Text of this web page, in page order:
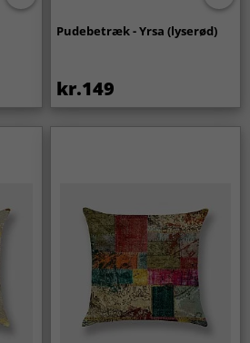
Pudebetræk - Yrsa (lyserød)
kr.149